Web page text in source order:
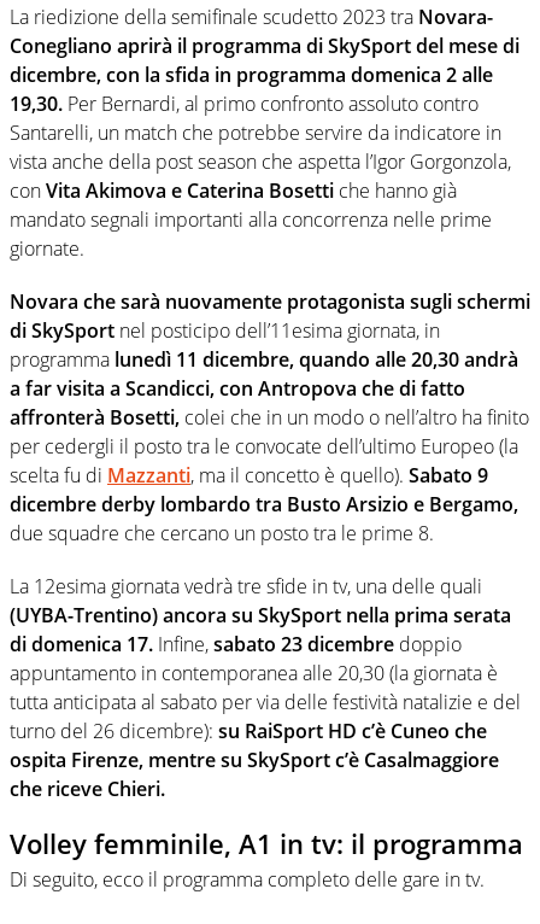
La riedizione della semifinale scudetto 2023 tra Novara-
Conegliano aprirà il programma di SkySport del mese di
dicembre, con la sfida in programma domenica 2 alle
19,30. Per Bernardi, al primo confronto assoluto contro
Santarelli, un match che potrebbe servire da indicatore in
vista anche della post season che aspetta l’Igor Gorgonzola,
conVita Akimova e Caterina Bosetti che hanno già
mandato segnali importanti alla concorrenza nelle prime
giornate.
Novara che sarà nuovamente protagonista sugli schermi
di SkySport nel posticipo dell’11esima giornata, in
programma lunedì 11 dicembre, quando alle 20,30 andrà
a far visita a Scandicci, con Antropova che di fatto
affronterà Bosetti, colei che in un modo o nell’altro ha finito
per cedergli il posto tra le convocate dell’ultimo Europeo (la
scelta fu di Mazzanti, ma il concetto è quello). Sabato 9
dicembre derby lombardo tra Busto Arsizio e Bergamo,
due squadre che cercano un posto tra le prime 8.
La 12esima giornata vedrà tre sfide in tv, una delle quali
(UYBA-Trentino) ancora su SkySport nella prima serata
di domenica 17. Infine,sabato 23 dicembre doppio
appuntamento in contemporanea alle 20,30 (la giornata è
tutta anticipata al sabato per via delle festività natalizie e del
turno del 26 dicembre): su RaiSport HD c’è Cuneo che
ospita Firenze, mentre su SkySport c’è Casalmaggiore
che riceve Chieri.
Volley femminile, A1 in tv: il programma
Di seguito, ecco il programma completo delle gare in tv.